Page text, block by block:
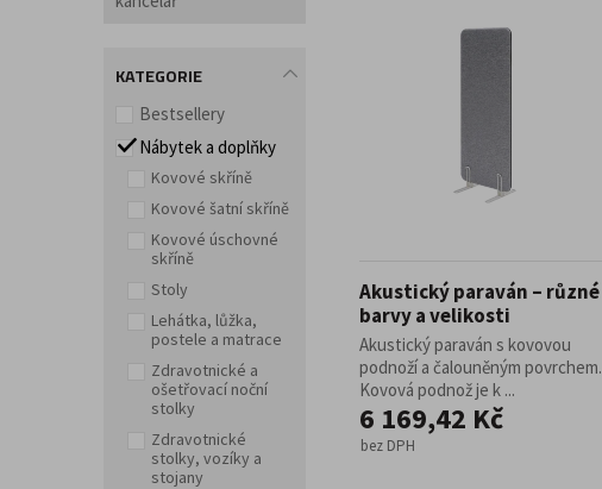
Vyšetřovací lehátka a lůžka nastavitelná
Matrace k postelím
Přebalovací pulty
Zdravotnické stolky, vozíky a stojany
Jídelní stoly k lůžku
Multifunkční zdravotnické vozíky s košíky
Stojany s koši
Pojízdné přepravní klece
Vozíky na sběr prádla a odpadu
Držáky zdravotnických přístrojů
Germicidní zářiče
Paravány
Barvené policové regály
Pozinkované policové regály
Regály z nerezové oceli
Balanční židle
Aktivní sezení
KATEGORIE
Bestsellery
Nábytek a doplňky
Kovové skříně
Kovové šatní skříně
Kovové úschovné
skříně
Stoly
Lehátka, lůžka,
postele a matrace
Zdravotnické a
ošetřovací noční
stolky
Zdravotnické
stolky, vozíky a
stojany
Akustický paraván – různé
barvy a velikosti
Akustický paraván s kovovou
podnoží a čalouněným povrchem.
Kovová podnož je k ...
6 169,42 Kč
bez DPH